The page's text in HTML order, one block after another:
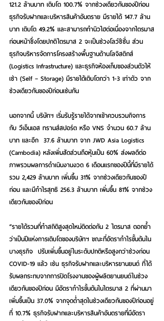
121.2 ล้านบาท เติบโต 100.7% จากช่วงเดียวกันของปีก่อน
ธุรกิจรับฝากและบริหารสินค้าอันตราย มีรายได้ 147.7 ล้าน
บาท เติบโต 49.2% และสามารถทำนิวไฮต่อเนื่องจากไตรมาส
ก่อนหน้าซึ่งโดยปกติไตรมาส 2 จะเป็นช่วงโลว์ซีซั่น ส่วน
ธุรกิจบริหารจัดการโครงสร้างพื้นฐานด้านโลจิสติกส์
(Logistics Infrastructure) และธุรกิจห้องเก็บของส่วนตัวให้
เช่า (Self – Storage) มีรายได้เติบโตกว่า 1-3 เท่าตัว จาก
ช่วงเดียวกันของปีก่อนเช่นกัน
นอกจากนี้ บริษัทฯ เริ่มรับรู้รายได้จากเข้าควบรวมกิจการ
กับ วีเอ็นเอส ทรานส์สปอร์ต หรือ VNS จำนวน 60.7 ล้าน
บาท และอีก  37.6 ล้านบาท จาก JWD Asia Logistics
(Cambodia) หลังเพิ่มสัดส่วนถือหุ้นเป็น 60% ส่งผลดีต่อ
ภาพรวมผลการดำเนินงานงวด 6 เดือนแรกของปีนี้ที่มีรายได้
รวม 2,429 ล้านบาท เพิ่มขึ้น 31% จากช่วงเดียวกันของปี
ก่อน และมีกำไรสุทธิ 256.3 ล้านบาท เพิ่มขึ้น 81% จากช่วง
เดียวกันของปีก่อน
“รายได้รวมที่ทำสถิติสูงสุดใหม่ติดต่อกัน 2 ไตรมาส ตอกย้ำ
ว่าเป็นปีแห่งการเติบโตของบริษัทฯ ขณะที่อัตรากำไรขั้นต้นใน
บางธุรกิจ  ปรับเพิ่มขึ้นอยู่ในระดับปกติหรือสูงกว่าช่วงก่อน
COVID-19 แล้ว เช่น ธุรกิจรับฝากและบริหารยานยนต์ ที่ได้
รับผลกระทบจากการปิดโรงงานของผู้ผลิตยานยนต์ในช่วง
เดียวกันของปีก่อน มีอัตรากำไรขั้นต้นในไตรมาส 2 ที่ผ่านมา
เพิ่มขึ้นเป็น 37.0% จากจุดต่ำสุดในช่วงเดียวกันของปีก่อนอยู่
ที่ 10.7% ธุรกิจรับฝากและบริหารสินค้าอันตรายที่มีอัตรา